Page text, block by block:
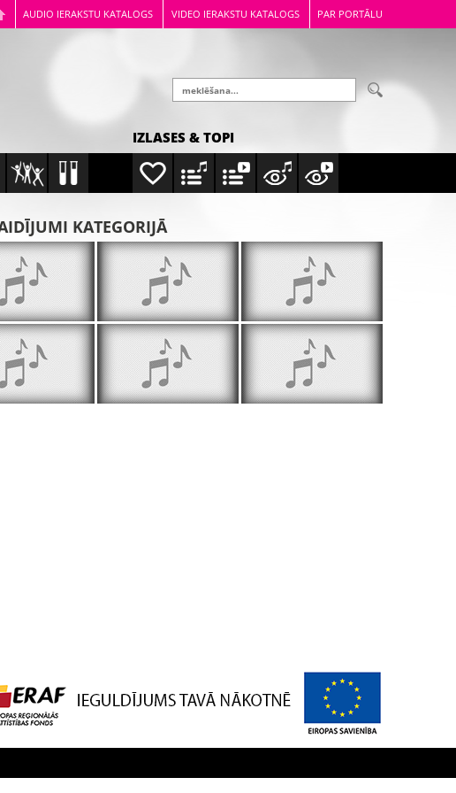
AUDIO IERAKSTU KATALOGS VIDEO IERAKSTU KATALOGS PAR PORTĀLU
IZLASES & TOPI
KATEGORIJĀ